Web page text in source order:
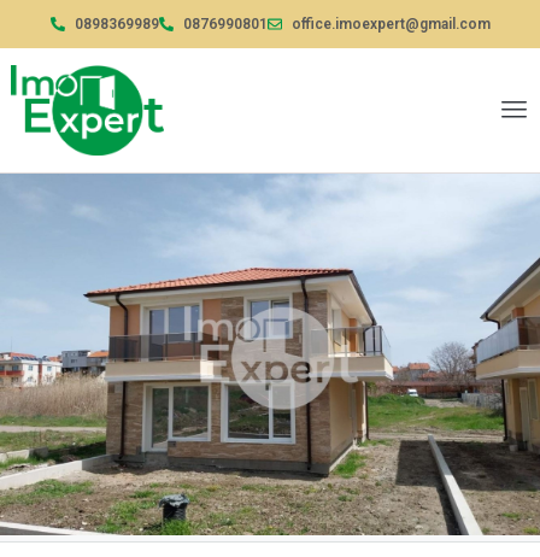
0898369989 0876990801 office.imoexpert@gmail.com